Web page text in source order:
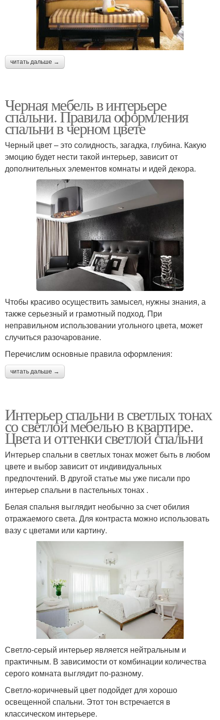
читать дальше →
Черная мебель в интерьере
спальни. Правила оформления
спальни в черном цвете
Черный цвет – это солидность, загадка, глубина. Какую
эмоцию будет нести такой интерьер, зависит от
дополнительных элементов комнаты и идей декора.
Чтобы красиво осуществить замысел, нужны знания, а
также серьезный и грамотный подход. При
неправильном использовании угольного цвета, может
случиться разочарование.
Перечислим основные правила оформления:
читать дальше →
Интерьер спальни в светлых тонах
со светлой мебелью в квартире.
Цвета и оттенки светлой спальни
Интерьер спальни в светлых тонах может быть в любом
цвете и выбор зависит от индивидуальных
предпочтений. В другой статье мы уже писали про
интерьер спальни в пастельных тонах .
Белая спальня выглядит необычно за счет обилия
отражаемого света. Для контраста можно использовать
вазу с цветами или картину.
Светло-серый интерьер является нейтральным и
практичным. В зависимости от комбинации количества
серого комната выглядит по-разному.
Светло-коричневый цвет подойдет для хорошо
освещенной спальни. Этот тон встречается в
классическом интерьере.